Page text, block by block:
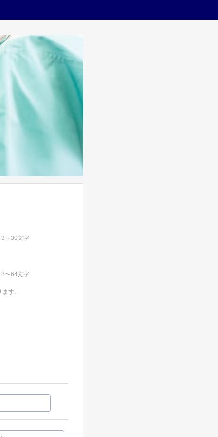
～30文字
〜64文字
す。